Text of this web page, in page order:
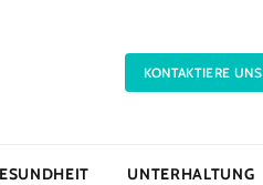
KONTAKTIERE UNS
UNTERHALTUNG